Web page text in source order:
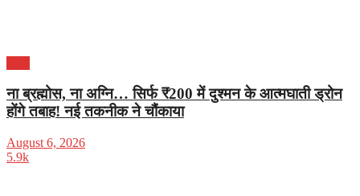
ना ब्रह्मोस, ना अग्नि… सिर्फ ₹200 में दुश्मन के आत्मघाती ड्रोन
होंगे तबाह! नई तकनीक ने चौंकाया
August 6, 2026
5.9k